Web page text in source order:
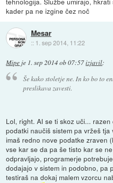
kader pa ne izgine čez noč
Mesar
:: 1. sep 2014, 11:22
Mipe je 1. sep 2014 ob 07:57izjavil:
Še kako stoletje ne. In ko bo to
preslikava zavesti.
Lol, right. AI se ti skoz uči...
podatki naučiš sistem pa vržeš
imaš redno nove podatke zraven
vse kar se da pa še tisto kar se
odpravljajo, programerje
dodajajo v sistem in podobno, pa
testiraš na dokaj malem vzorcu